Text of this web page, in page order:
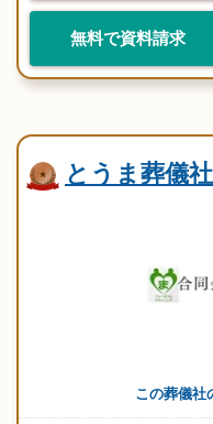
無料で資料請求
とうま葬儀社
この葬儀社